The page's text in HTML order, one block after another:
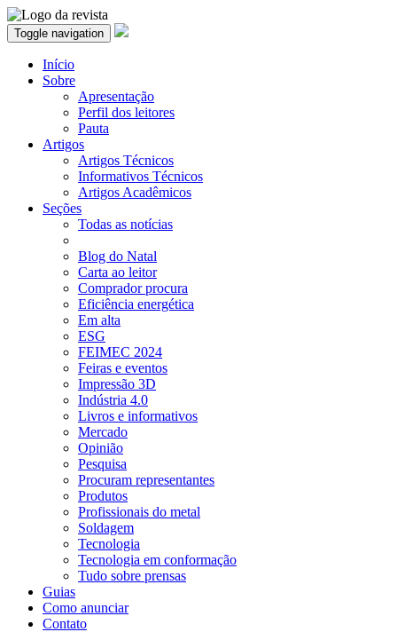
Toggle navigation
Início
Sobre
Apresentação
Perfil dos leitores
Pauta
Artigos
Artigos Técnicos
Informativos Técnicos
Artigos Acadêmicos
Seções
Todas as notícias
Blog do Natal
Carta ao leitor
Comprador procura
Eficiência energética
Em alta
ESG
FEIMEC 2024
Feiras e eventos
Impressão 3D
Indústria 4.0
Livros e informativos
Mercado
Opinião
Pesquisa
Procuram representantes
Produtos
Profissionais do metal
Soldagem
Tecnologia
Tecnologia em conformação
Tudo sobre prensas
Guias
Como anunciar
Contato